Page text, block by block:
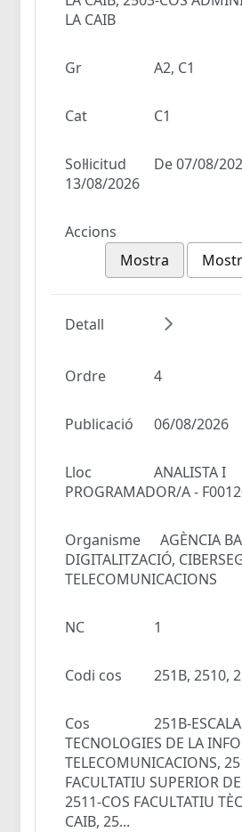
LA CAIB
Gr A2, C1
Cat C1
Sol·licitud
De 07/08/
13/08/2026
Accions
Mostra
Detall
Ordre 4
Publicació 06/08/2026
Lloc
ANALISTA I
PROGRAMADOR/A -
Organisme
AGÈNCIA
DIGITALITZACIÓ,
TELECOMUNICACIONS
NC 1
Codi cos 251B, 2510,
Cos
251B-
TECNOLOGIES DE LA
TELECOMUNICACIONS,
FACULTATIU SUPERIOR
2511-COS FACULTATIU
CAIB, 25...